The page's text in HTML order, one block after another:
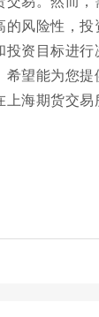
的风险性，
投资目标进
希望能为您
上海期货交